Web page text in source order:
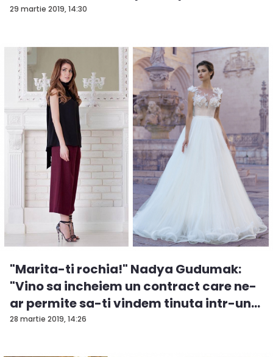
29 martie 2019, 14:30
28 martie 2019, 14:26
"Marita-ti rochia!" Nadya Gudumak:
"Vino sa incheiem un contract care ne-
ar permite sa-ti vindem tinuta intr-un
t...